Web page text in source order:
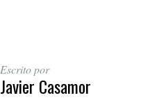
Escrito por
Javier Casamor